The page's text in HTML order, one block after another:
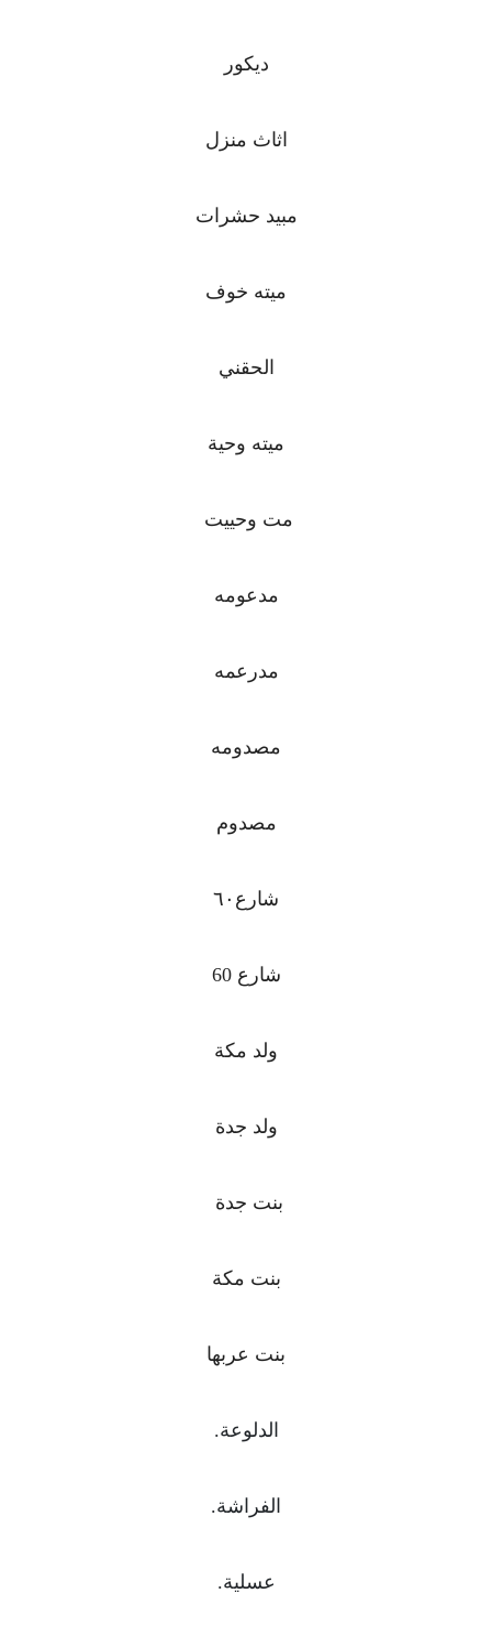
ديكور
اثاث منزل
مبيد حشرات
ميته خوف
الحقني
ميته وحية
مت وحييت
مدعومه
مدرعمه
مصدومه
مصدوم
شارع٦٠
شارع 60
ولد مكة
ولد جدة
بنت جدة
بنت مكة
بنت عربها
الدلوعة.
الفراشة.
عسلية.